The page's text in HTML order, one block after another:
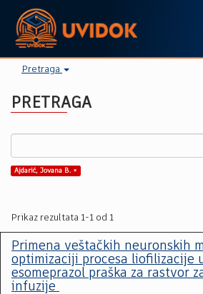
Pretraga
PRETRAGA
Ajdarić, Jovana B. ×
Prikaz rezultata 1-1 od 1
Primena veštačkih neuronskih
optimizaciji procesa liofilizacije
esomeprazol praška za rastvor
infuzije